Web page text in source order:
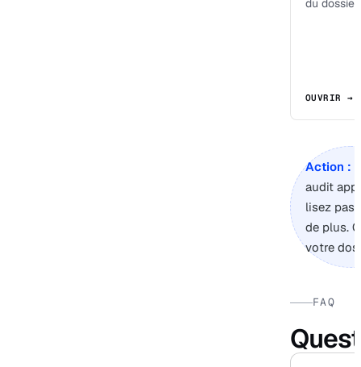
du dossier.
OUVRIR →
Action :
audit
lisez pas
de plus.
votre
FAQ